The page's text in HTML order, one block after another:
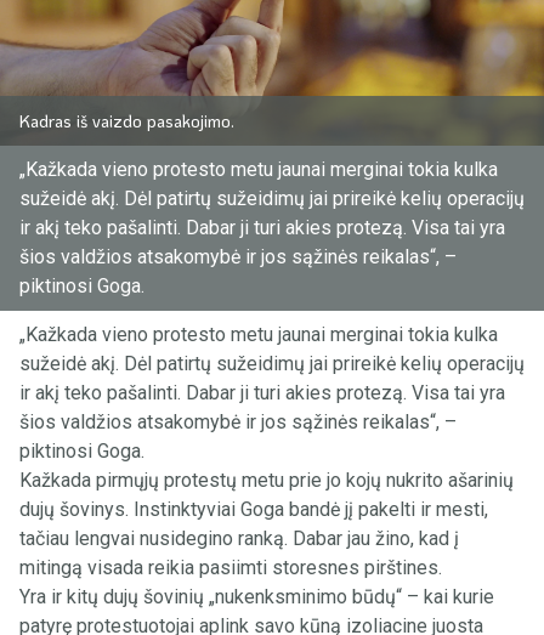
„Kažkada vieno protesto metu jaunai merginai tokia kulka
sužeidė akį. Dėl patirtų sužeidimų jai prireikė kelių operacijų
ir akį teko pašalinti. Dabar ji turi akies protezą. Visa tai yra
šios valdžios atsakomybė ir jos sąžinės reikalas“, –
piktinosi Goga.
Kadras iš vaizdo pasakojimo.
„Kažkada vieno protesto metu jaunai merginai tokia kulka
sužeidė akį. Dėl patirtų sužeidimų jai prireikė kelių operacijų
ir akį teko pašalinti. Dabar ji turi akies protezą. Visa tai yra
šios valdžios atsakomybė ir jos sąžinės reikalas“, –
piktinosi Goga.
Kažkada pirmųjų protestų metu prie jo kojų nukrito ašarinių
dujų šovinys. Instinktyviai Goga bandė jį pakelti ir mesti,
tačiau lengvai nusidegino ranką. Dabar jau žino, kad į
mitingą visada reikia pasiimti storesnes pirštines.
Yra ir kitų dujų šovinių „nukenksminimo būdų“ – kai kurie
patyrę protestuotojai aplink savo kūną izoliacine juosta